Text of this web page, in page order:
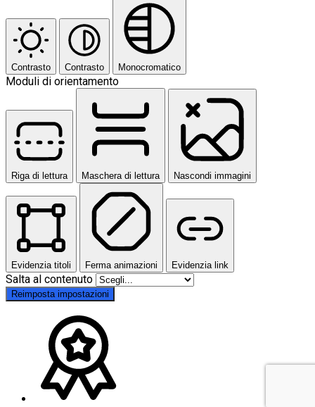
Contrasto Contrasto Monocromatico
Moduli di orientamento
Riga di lettura Maschera di lettura Nascondi immagini
Evidenzia titoli Ferma animazioni Evidenzia link
Salta al contenuto
Reimposta impostazioni